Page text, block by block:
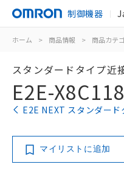
制御機器
ホーム > 商品情報 > 商品カテ
スタンダードタイプ近
E2E-
E2E NEXT スタンダー
マイリストに追加